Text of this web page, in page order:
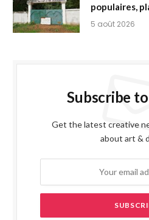
populaires,
5 août 2026
Subscribe
Get the latest creative
about art &